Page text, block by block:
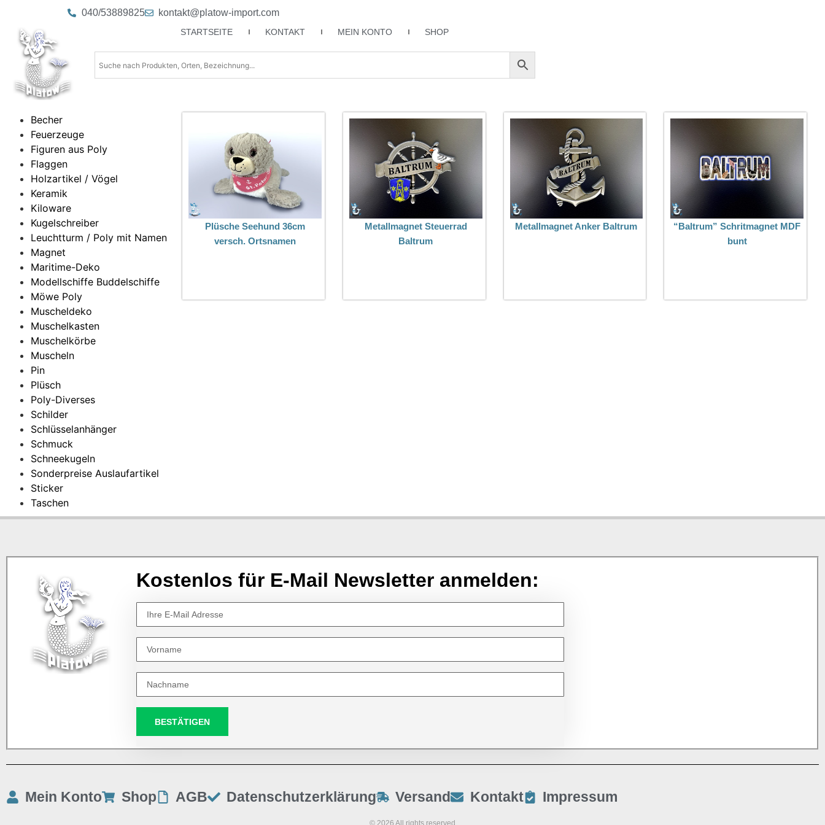
040/53889825 kontakt@platow-import.com
STARTSEITE KONTAKT MEIN KONTO SHOP
Becher
Feuerzeuge
Figuren aus Poly
Flaggen
Holzartikel / Vögel
Keramik
Kiloware
Kugelschreiber
Leuchtturm / Poly mit Namen
Magnet
Maritime-Deko
Modellschiffe Buddelschiffe
Möwe Poly
Muscheldeko
Muschelkasten
Muschelkörbe
Muscheln
Pin
Plüsch
Poly-Diverses
Schilder
Schlüsselanhänger
Schmuck
Schneekugeln
Sonderpreise Auslaufartikel
Sticker
Taschen
Plüsche Seehund 36cm
versch. Ortsnamen
Metallmagnet Steuerrad
Baltrum
Metallmagnet Anker Baltrum
“Baltrum” Schritmagnet MDF
bunt
Kostenlos für E-Mail Newsletter anmelden:
BESTÄTIGEN
Mein Konto Shop AGB Datenschutzerklärung Versand Kontakt Impressum